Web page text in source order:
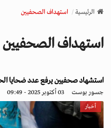
v
a
o
n
الرئيسية استهداف الصحفيين
استهداف الصحفيين
استشهاد صحفيين يرفع عدد ضحايا الحرب في
جسور بوست 03 أكتوبر 2025 - 09:49
أخبار